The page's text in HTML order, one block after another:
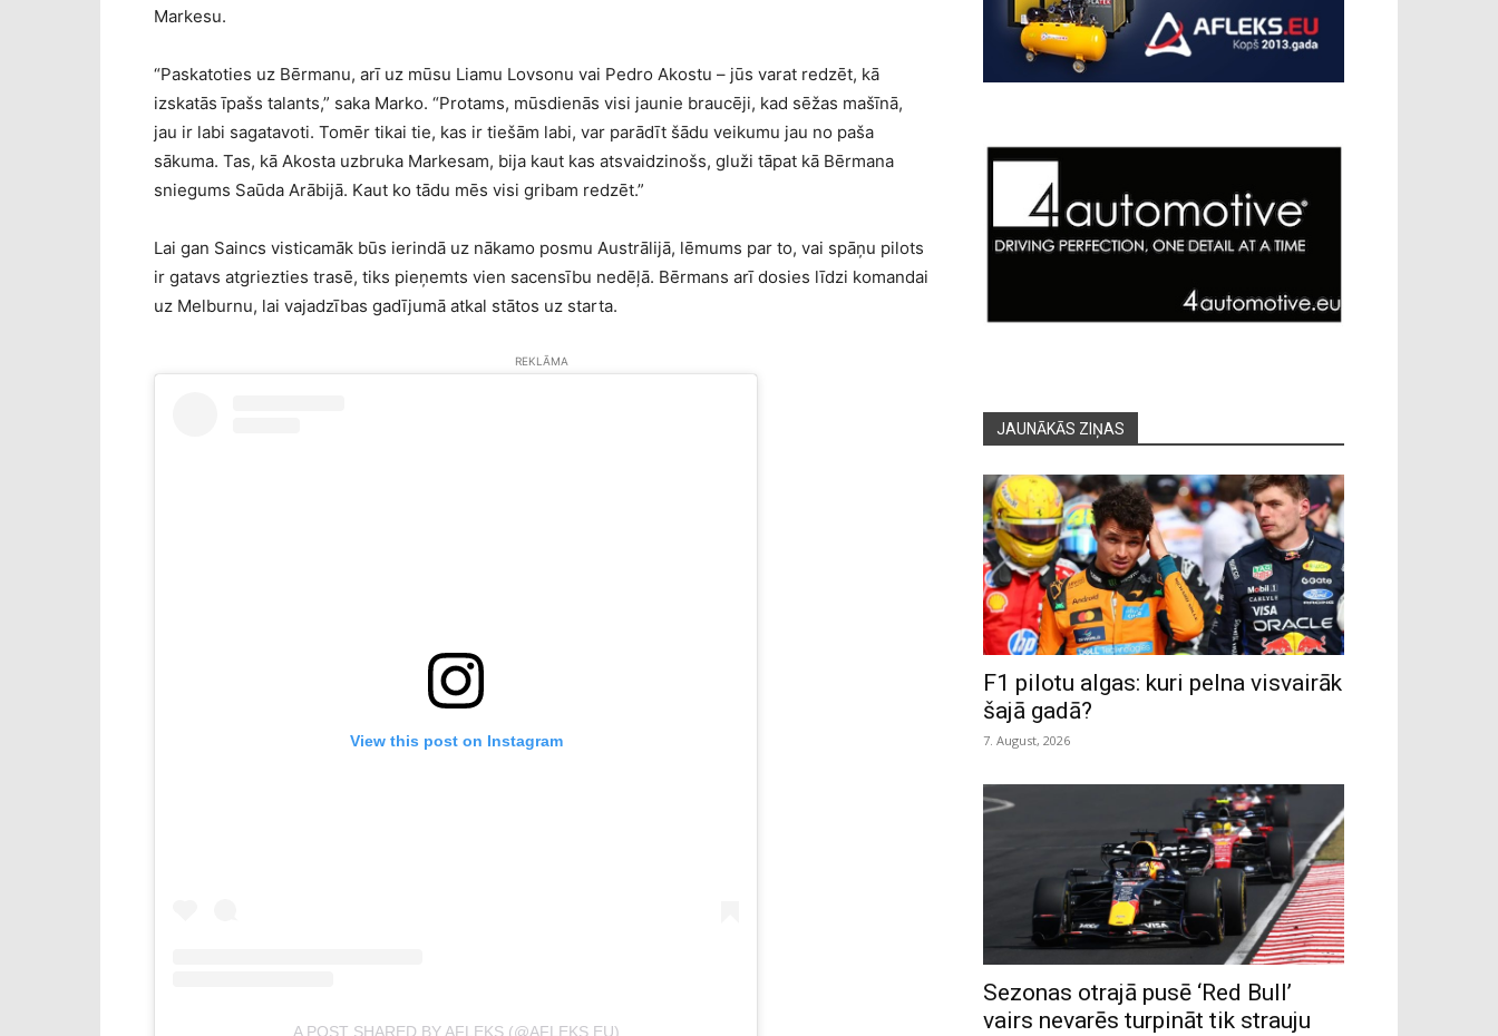
Markesu.
“Paskatoties uz Bērmanu, arī uz mūsu Liamu Lovsonu vai Pedro Akostu – jūs varat redzēt, kā
izskatās īpašs talants,” saka Marko. “Protams, mūsdienās visi jaunie braucēji, kad sēžas mašīnā,
jau ir labi sagatavoti. Tomēr tikai tie, kas ir tiešām labi, var parādīt šādu veikumu jau no paša
sākuma. Tas, kā Akosta uzbruka Markesam, bija kaut kas atsvaidzinošs, gluži tāpat kā Bērmana
sniegums Saūda Arābijā. Kaut ko tādu mēs visi gribam redzēt.”
Lai gan Saincs visticamāk būs ierindā uz nākamo posmu Austrālijā, lēmums par to, vai spāņu pilots
ir gatavs atgriezties trasē, tiks pieņemts vien sacensību nedēļā. Bērmans arī dosies līdzi komandai
uz Melburnu, lai vajadzības gadījumā atkal stātos uz starta.
REKLĀMA
View this post on Instagram
A POST SHARED BY AFLEKS (@AFLEKS.EU)
JAUNĀKĀS ZIŅAS
F1 pilotu algas: kuri pelna visvairāk
šajā gadā?
7. August, 2026
Sezonas otrajā pusē ‘Red Bull’
vairs nevarēs turpināt tik strauju